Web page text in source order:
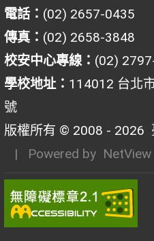
電話： (02) 2657-0435
傳真： (02) 2658-3848
校安中心專線： (02)
學校地址： 114012 台北
號
版權所有 © 2008 - 2026
| Powered by NetView